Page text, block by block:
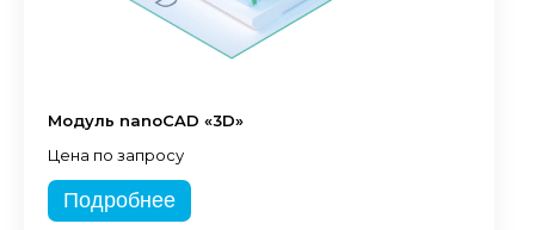
Модуль nanoCAD «3D»
Цена по запросу
Подробнее